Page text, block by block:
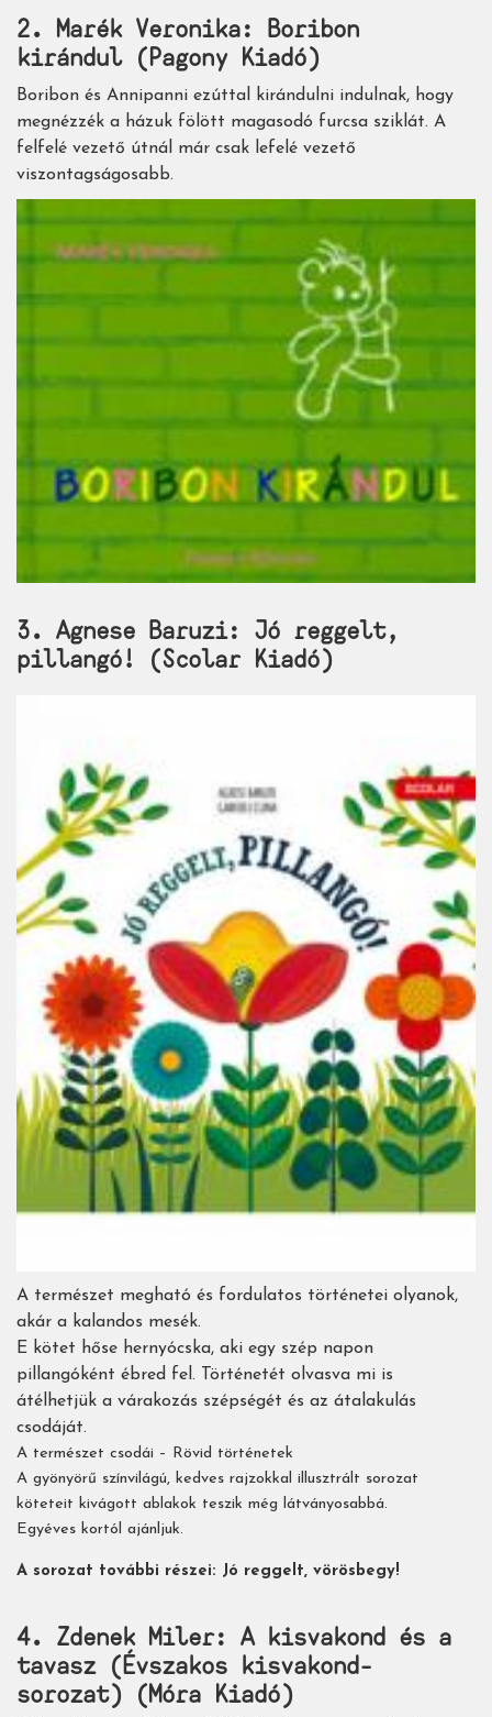
2. Marék Veronika: Boribon
kirándul (Pagony Kiadó)
Boribon és Annipanni ezúttal kirándulni indulnak, hogy
megnézzék a házuk fölött magasodó furcsa sziklát. A
felfelé vezető útnál már csak lefelé vezető
viszontagságosabb.
3. Agnese Baruzi: Jó reggelt,
pillangó! (Scolar Kiadó)
A természet megható és fordulatos történetei olyanok,
akár a kalandos mesék.
E kötet hőse hernyócska, aki egy szép napon
pillangóként ébred fel. Történetét olvasva mi is
átélhetjük a várakozás szépségét és az átalakulás
csodáját.
A természet csodái – Rövid történetek
A gyönyörű színvilágú, kedves rajzokkal illusztrált sorozat
köteteit kivágott ablakok teszik még látványosabbá.
Egyéves kortól ajánljuk.
A sorozat további részei: Jó reggelt, vörösbegy!
4. Zdenek Miler: A kisvakond és a
tavasz (Évszakos kisvakond-
sorozat) (Móra Kiadó)